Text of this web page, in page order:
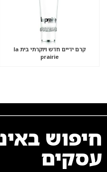
קרם ידיים חדש ויוקרתי בית la
prairie
חיפוש
עסקים